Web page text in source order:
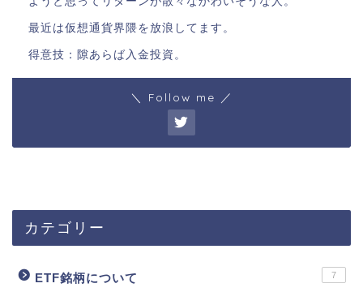
最近は仮想通貨界隈を放浪してます。
得意技：隙あらば入金投資。
＼ Follow me ／
カテゴリー
ETF銘柄について 7